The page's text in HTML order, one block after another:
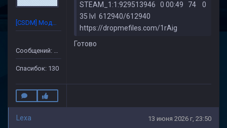
[CSDM] Модератор
Сообщений: 632
Спасибок: 130
STEAM_1:1:929513946 0 00:49 74 0
35 lvl 612940/612940
https://dropmefiles.com/1rAig
Готово
Lexa 13 июня 2026 г, 23:50